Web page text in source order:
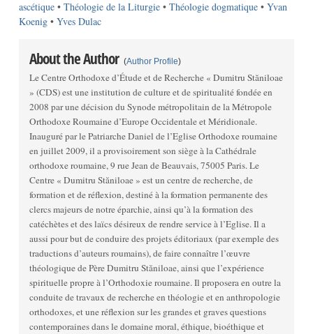
ascétique• Théologie de la Liturgie• Théologie dogmatique• Yvan
Koenig• Yves Dulac
About the Author (Author Profile)
Le Centre Orthodoxe d’Étude et de Recherche « Dumitru Stăniloae
» (CDS) est une institution de culture et de spiritualité fondée en
2008 par une décision du Synode métropolitain de la Métropole
Orthodoxe Roumaine d’Europe Occidentale et Méridionale.
Inauguré par le Patriarche Daniel de l’Eglise Orthodoxe roumaine
en juillet 2009, il a provisoirement son siège à la Cathédrale
orthodoxe roumaine, 9 rue Jean de Beauvais, 75005 Paris. Le
Centre « Dumitru Stăniloae » est un centre de recherche, de
formation et de réflexion, destiné à la formation permanente des
clercs majeurs de notre éparchie, ainsi qu’à la formation des
catéchètes et des laïcs désireux de rendre service à l’Eglise. Il a
aussi pour but de conduire des projets éditoriaux (par exemple des
traductions d’auteurs roumains), de faire connaître l’œuvre
théologique de Père Dumitru Stăniloae, ainsi que l’expérience
spirituelle propre à l’Orthodoxie roumaine. Il proposera en outre la
conduite de travaux de recherche en théologie et en anthropologie
orthodoxes, et une réflexion sur les grandes et graves questions
contemporaines dans le domaine moral, éthique, bioéthique et